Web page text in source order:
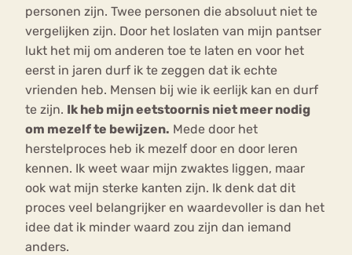
personen zijn. Twee personen die absoluut niet te
vergelijken zijn. Door het loslaten van mijn pantser
lukt het mij om anderen toe te laten en voor het
eerst in jaren durf ik te zeggen dat ik echte
vrienden heb. Mensen bij wie ik eerlijk kan en durf
te zijn. Ik heb mijn eetstoornis niet meer nodig
om mezelf te bewijzen. Mede door het
herstelproces heb ik mezelf door en door leren
kennen. Ik weet waar mijn zwaktes liggen, maar
ook wat mijn sterke kanten zijn. Ik denk dat dit
proces veel belangrijker en waardevoller is dan het
idee dat ik minder waard zou zijn dan iemand
anders.